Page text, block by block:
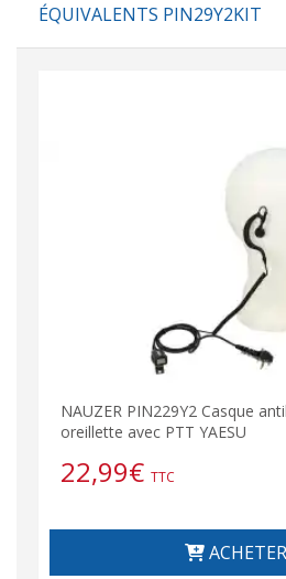
ÉQUIVALENTS PIN29Y2KIT
NAUZER PIN229Y2 Casque
oreillette avec PTT YAESU
22,99€ TTC
ACHETER